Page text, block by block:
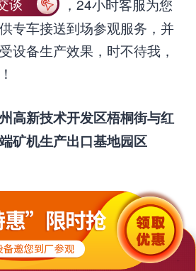
专车接送到场参观服务，并
设备生产效果，时不待我，
高新技术开发区梧桐街与红
矿机生产出口基地园区